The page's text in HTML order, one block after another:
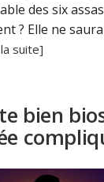
des six
? Elle ne
suite]
bien